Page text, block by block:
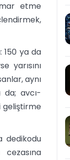
etme
150 ya da
yarısını
aynı
avcı-
geliştirme
dedikodu